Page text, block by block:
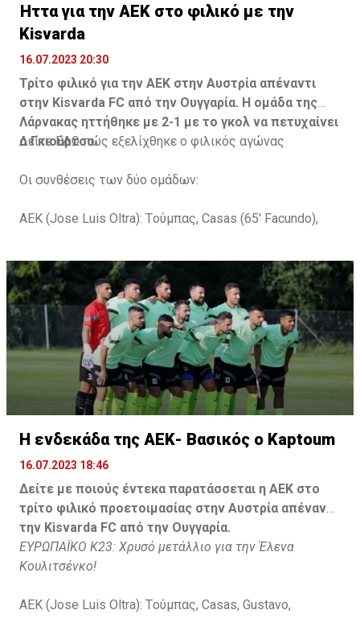
Ήττα για την ΑΕΚ στο φιλικό με την
Kisvarda
16.07.2023 20:30
Τρίτο φιλικό για την ΑΕΚ στην Αυστρία απέναντι
στην Kisvarda FC από την Ουγγαρία. Η ομάδα της
Λάρνακας ηττήθηκε με 2-1 με το γκολ να πετυχαίνει
ο Γκιούρτσο.
ΔείτεΕΔΩπώς εξελίχθηκε ο φιλικός αγώνας
Οι συνθέσεις των δύο ομάδων:
ΑΕΚ (Jose Luis Oltra): Tούμπας, Casas (65' Facundo),
Tomovic), Aνδρέου (65' Angel) , Κωνσταντή (65' Sol),
Τζιωρτζής (65' Faraj), Κατελάρης (65' Milicevic).
Στον πάγκο: Piric, Στυλιανίδης, Tomovic, Καψής, Sol,
Faraj, Lopes, Angel, Milicevic, Pons, Εγγλέζου, Facundo,
Gonzalez, Guyrcso, Μάμας.
Κisvarda FC (Milos Kruscic): Kovacs, Navratil, Raul, Szor,
Lippai, Alic, Kormendi, Makowski, Czekus, Ilievski,
Spasic.
Στον πάγκο: Petkovic, Cipetic, Kovasic, Jovicic, Szeles,
Vida, Otvos, Lucas, Camas, Mesanovic.
H ενδεκάδα της ΑΕΚ- Βασικός ο Kaptoum
16.07.2023 18:46
Δείτε με ποιούς έντεκα παρατάσσεται η ΑΕΚ στο
τρίτο φιλικό προετοιμασίας στην Αυστρία απέναντι
την Kisvarda FC από την Ουγγαρία.
ΕΥΡΩΠΑΪΚΟ Κ23: Χρυσό μετάλλιο για την Έλενα
Κουλιτσένκο!
ΑΕΚ (Jose Luis Oltra): Tούμπας, Casas, Gustavo,